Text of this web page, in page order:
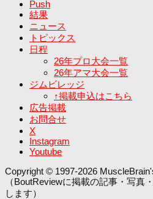
Push
結果
ニュース
トピックス
日程
26年プロ大会一覧
26年アマ大会一覧
ジムビレッジ
↑掲載申込はこちら
広告掲載
お問合せ
X
Instagram
Youtube
Copyright © 1997-2026
（BoutReviewに掲載の記事・写真
します）